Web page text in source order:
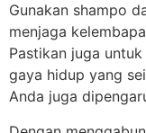
Gunakan shampo
menjaga
Pastikan juga
gaya hidup yang
Anda juga